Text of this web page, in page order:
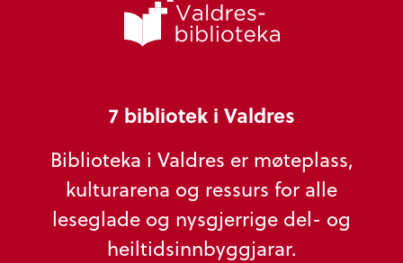
7 bibliotek i Valdres
Biblioteka i Valdres er møteplass,
kulturarena og ressurs for alle
leseglade og nysgjerrige del- og
heiltidsinnbyggjarar.